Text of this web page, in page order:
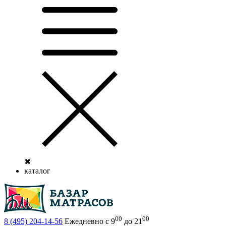
✖
каталог
8 (495) 204-14-56 Ежедневно с 900 до 21 00